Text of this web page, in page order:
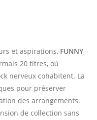
et aspirations, FUNNY
20 titres, où
nerveux cohabitent. La
pour préserver
des arrangements.
de collection sans